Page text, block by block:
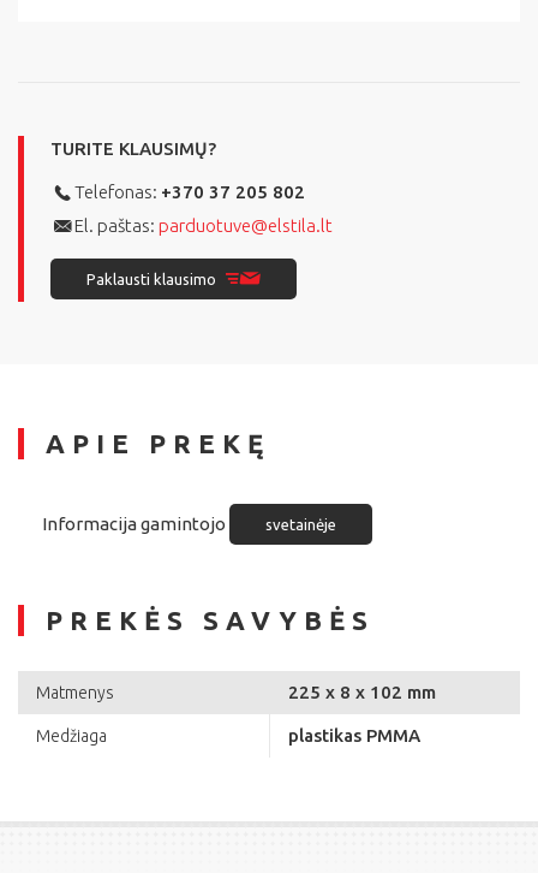
TURITE KLAUSIMŲ?
Telefonas: +370 37 205 802
El. paštas: parduotuve@elstila.lt
Paklausti klausimo
APIE PREKĘ
Informacija gamintojo svetainėje
PREKĖS SAVYBĖS
Matmenys 225 x 8 x 102 mm
Medžiaga plastikas PMMA